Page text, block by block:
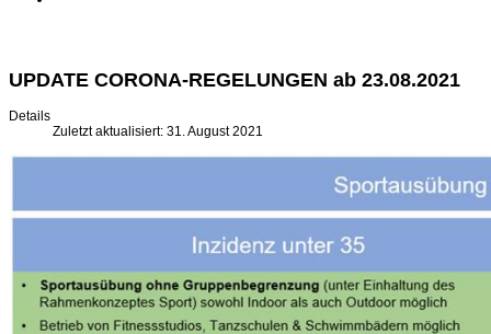
UPDATE CORONA-REGELUNGEN ab 23.08.2021
Details
Zuletzt aktualisiert: 31. August 2021